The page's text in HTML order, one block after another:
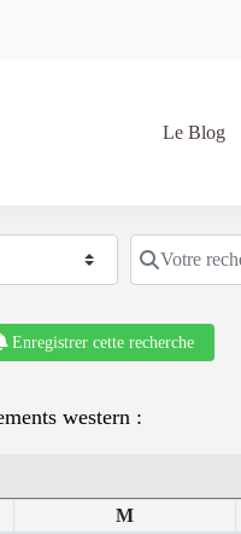
Le Blog
Votre recherche
Enregistrer cette recherche
western :
M